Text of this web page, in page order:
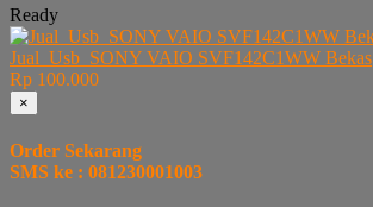
Ready
Jual Usb SONY VAIO SVF142C1WW Bekas
Rp 100.000
×
Order Sekarang
SMS ke : 081230001003